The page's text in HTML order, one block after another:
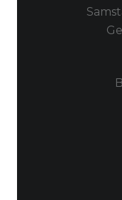
-Hydroboost
-Strahlender
-Keine